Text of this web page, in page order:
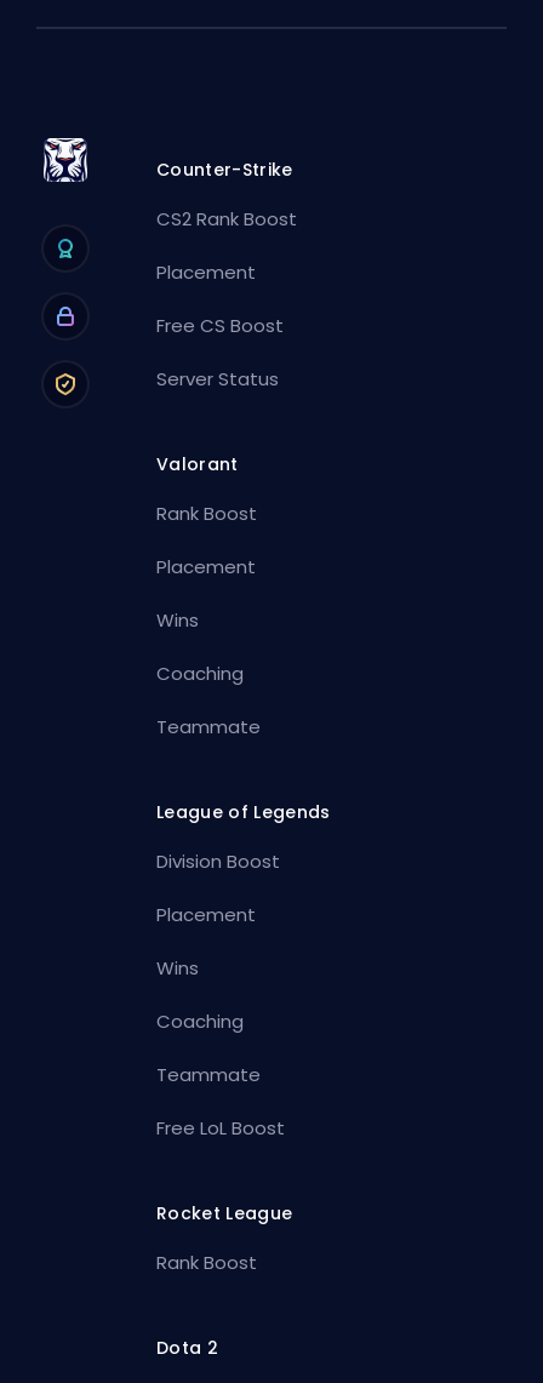
Counter-Strike
CS2 Rank Boost
Placement
Free CS Boost
Server Status
Valorant
Rank Boost
Placement
Wins
Coaching
Teammate
League of Legends
Division Boost
Placement
Wins
Coaching
Teammate
Free LoL Boost
Rocket League
Rank Boost
Dota 2